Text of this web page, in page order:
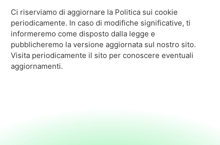
Ci riserviamo di aggiornare la Politica sui cookie
periodicamente. In caso di modifiche significative, ti
informeremo come disposto dalla legge e
pubblicheremo la versione aggiornata sul nostro sito.
Visita periodicamente il sito per conoscere eventuali
aggiornamenti.